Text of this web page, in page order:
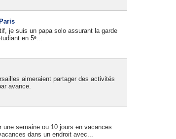
je suis un papa solo assurant la garde
en 5ᵉ...
aimeraient partager des activités
avance.
semaine ou 10 jours en vacances
dans un endroit avec...